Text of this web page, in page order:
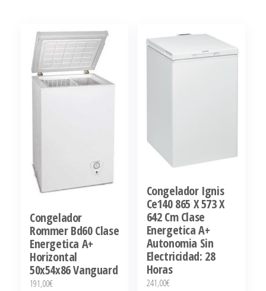
Congelador
Rommer Bd60 Clase
Energetica A+
Horizontal
50x54x86 Vanguard
191,00€
Congelador Ignis
Ce140 865 X 573 X
642 Cm Clase
Energetica A+
Autonomia Sin
Electricidad: 28
Horas
241,00€